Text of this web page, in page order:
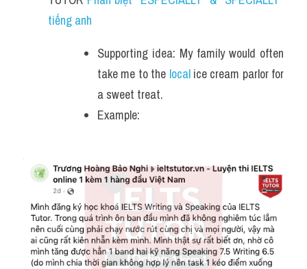
tiếng anh
Supporting idea: My family would often
take me to the local ice cream parlor for
a sweet treat.
Example: